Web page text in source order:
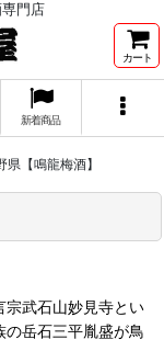
門店
カート
新着商品
【鳴龍梅酒】
宗武石山妙見寺とい
の岳石三平胤盛が鳥